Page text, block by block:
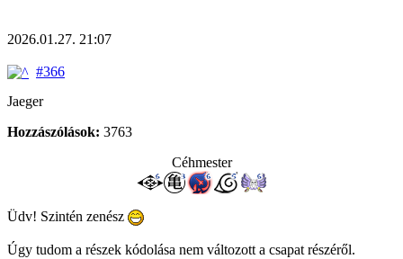
2026.01.27. 21:07
#366
Jaeger
Hozzászólások: 3763
Céhmester
Üdv! Szintén zenész
Úgy tudom a részek kódolása nem változott a csapat részéről.